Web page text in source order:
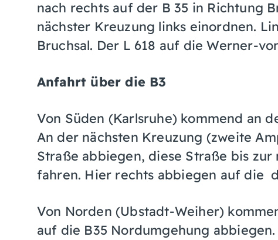
nach rechts auf der B 35 in Richtung
nächster Kreuzung links einordnen.
Bruchsal. Der L 618 auf die Werner-
Anfahrt über die B3
Von Süden (Karlsruhe) kommend an
An der nächsten Kreuzung (zweite
Straße abbiegen, diese Straße bis
fahren. Hier rechts abbiegen auf die
Von Norden (Ubstadt-Weiher)
auf die B35 Nordumgehung